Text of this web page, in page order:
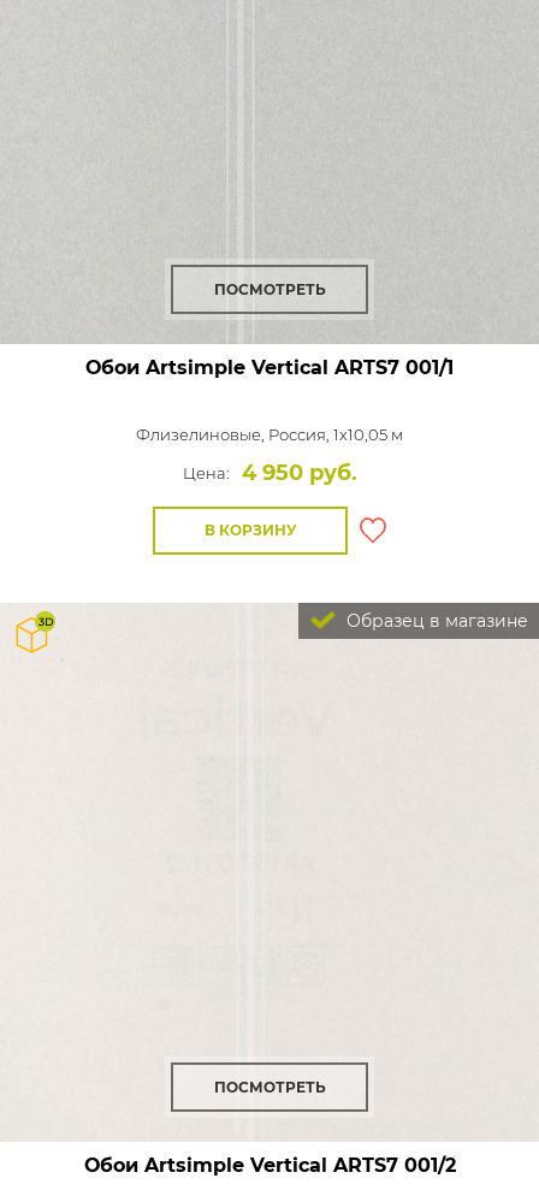
ПОСМОТРЕТЬ
Обои Artsimple Vertical ARTS7 001/1
Флизелиновые, Россия, 1x10,05 м
Цена:
4 950 руб.
В КОРЗИНУ
Образец в магазине
ПОСМОТРЕТЬ
Обои Artsimple Vertical ARTS7 001/2